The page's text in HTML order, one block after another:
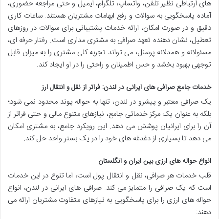
های ارتباطی نظیر تلفن، واتساپ، تلگرام، ایمیل و حتی مراجعه حضوری،
آماده پاسخگویی به سوالات و رفع ابهامات مشتریان هستند. ساعات کاری
دقیق و در صورت امکان، ارائه خدمات پشتیبانی برای سوالات در روزهای
تعطیل، نشان دهنده تعهد صرافی به مشتری مداری است. رفتار حرفه ای،
مسئولانه و همدلانه پرسنل، می تواند تجربه کلی مشتری را به میزان قابل
توجهی بهبود بخشد و حس اطمینان و راحتی را در او ایجاد کند.
خدمات جامع صرافی های ایرانی در لندن: فراتر از نقل و انتقال ارز
یک صرافی معتبر و پیشرو در لندن، تنها به حواله پوند محدود نمی شود؛
بلکه به عنوان یک مرکز خدماتی جامع، نیازهای متنوع مالی و حتی فراتر از
آن را برای ایرانیان پوشش می دهد. این رویکرد جامع، به مشتری امکان
می دهد تا بسیاری از دغدغه های خود را در یک بستر واحد حل کند.
انواع حواله های ارزی بین ایران و انگلستان
قلب خدمات هر صرافی، نقل و انتقال پول است، اما تنوع در این خدمات
است که یک صرافی را متمایز می کند. صرافی های ایرانی در لندن، انواع
حواله های ارزی را برای پاسخگویی به نیازهای متفاوت مشتریان ارائه می
دهند: